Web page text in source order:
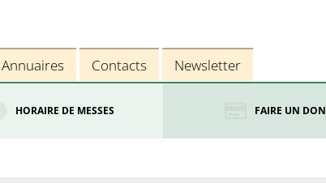
Annuaires Contacts Newsletter
HORAIRE DE MESSES FAIRE UN DON